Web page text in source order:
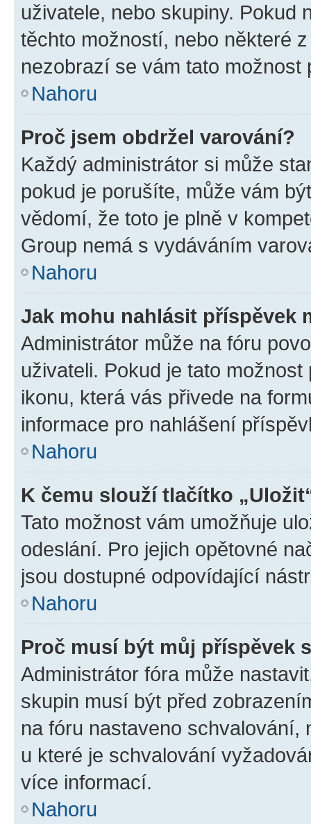
uživatele, nebo skupiny. Pokud
těchto možností, nebo některé
nezobrazí se vám tato
Nahoru
Proč jsem obdržel varování?
Každý administrátor si může
pokud je porušíte, může vám
vědomí, že toto je plně v
Group nemá s vydáváním
Nahoru
Jak mohu nahlásit příspěvek
Administrátor může na fóru
uživateli. Pokud je tato
ikonu, která vás přivede na
informace pro nahlášení
Nahoru
K čemu slouží tlačítko
Tato možnost vám umožňuje
odeslání. Pro jejich opětovné
jsou dostupné odpovídající
Nahoru
Proč musí být můj příspěvek
Administrátor fóra může
skupin musí být před
na fóru nastaveno schvalování,
u které je schvalování
více informací.
Nahoru